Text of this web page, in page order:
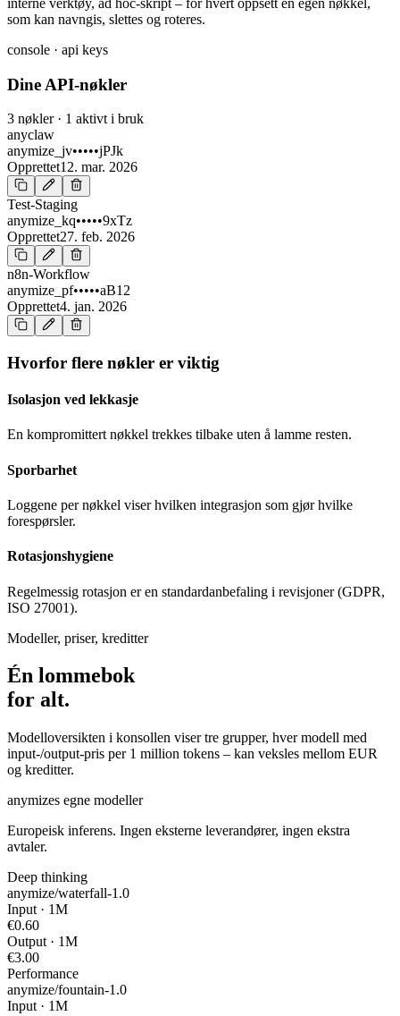
som kan navngis, slettes og roteres.
console · api keys
Dine API-nøkler
3 nøkler · 1 aktivt i bruk
anyclaw
anymize_jv•••••jPJk
Opprettet12. mar. 2026
Test-Staging
anymize_kq•••••9xTz
Opprettet27. feb. 2026
n8n-Workflow
anymize_pf•••••aB12
Opprettet4. jan. 2026
Hvorfor flere nøkler er viktig
Isolasjon ved lekkasje
En kompromittert nøkkel trekkes tilbake uten å lamme resten.
Sporbarhet
Loggene per nøkkel viser hvilken integrasjon som gjør hvilke
forespørsler.
Rotasjonshygiene
Regelmessig rotasjon er en standardanbefaling i revisjoner (GDPR,
ISO 27001).
Modeller, priser, kreditter
Én lommebok
for alt.
Modelloversikten i konsollen viser tre grupper, hver modell med
input-/output-pris per 1 million tokens – kan veksles mellom EUR
og kreditter.
anymizes egne modeller
Europeisk inferens. Ingen eksterne leverandører, ingen ekstra
avtaler.
Deep thinking
anymize/waterfall-1.0
Input · 1M
€0.60
Output · 1M
€3.00
Performance
anymize/fountain-1.0
Input · 1M